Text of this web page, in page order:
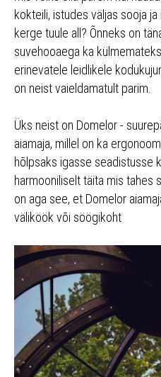
kokteili, istudes väljas sooja
kerge tuule all? Õnneks on
suvehooaega ka
erinevatele leidlikele
on neist vaieldamatult parim.
Üks neist on Domelor -
aiamaja, millel on ka
hõlpsaks igasse seadistusse
harmooniliselt täita mis tahes
on aga see, et Domelor
väliköök või söögikoht